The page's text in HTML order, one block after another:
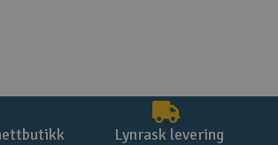
Lynrask levering